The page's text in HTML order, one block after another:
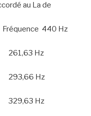
au La de
440 Hz
Hz
Hz
Hz